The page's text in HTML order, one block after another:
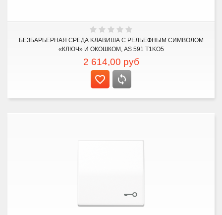
БЕЗБАРЬЕРНАЯ СРЕДА KЛАВИША С РЕЛЬЕФНЫМ СИМВОЛОМ
«КЛЮЧ» И ОКОШКОМ, AS 591 T1KO5
2 614,00 руб